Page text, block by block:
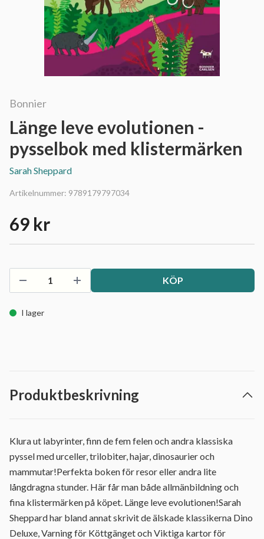
Bonnier
Länge leve evolutionen -
pysselbok med klistermärken
Sarah Sheppard
Artikelnummer: 9789179797034
69 kr
KÖP
I lager
Produktbeskrivning
Klura ut labyrinter, finn de fem felen och andra klassiska
pyssel med urceller, trilobiter, hajar, dinosaurier och
mammutar!Perfekta boken för resor eller andra lite
långdragna stunder. Här får man både allmänbildning och
fina klistermärken på köpet. Länge leve evolutionen!Sarah
Sheppard har bland annat skrivit de älskade klassikerna Dino
Deluxe, Varning för Köttgänget och Viktiga kartor för